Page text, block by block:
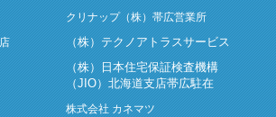
クリナップ（株）帯広営業所
（株）テクノアトラスサービス
（株）日本住宅保証検査機構
（JIO）北海道支店帯広駐在
株式会社 カネマツ